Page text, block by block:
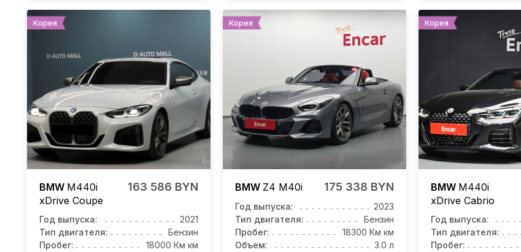
Корея
BMW M440i
xDrive Coupe
163 586 BYN
Год выпуска:
2021
Тип двигателя:
Бензин
Пробег:
18000 Км км
Корея
BMW Z4 M40i 175 338 BYN
Год выпуска:
2023
Тип двигателя:
Бензин
Пробег:
18300 Км км
Объем:
3.0 л
Корея
BMW M440i
xDrive Cabrio
Год выпуска:
Тип двигателя:
Пробег: